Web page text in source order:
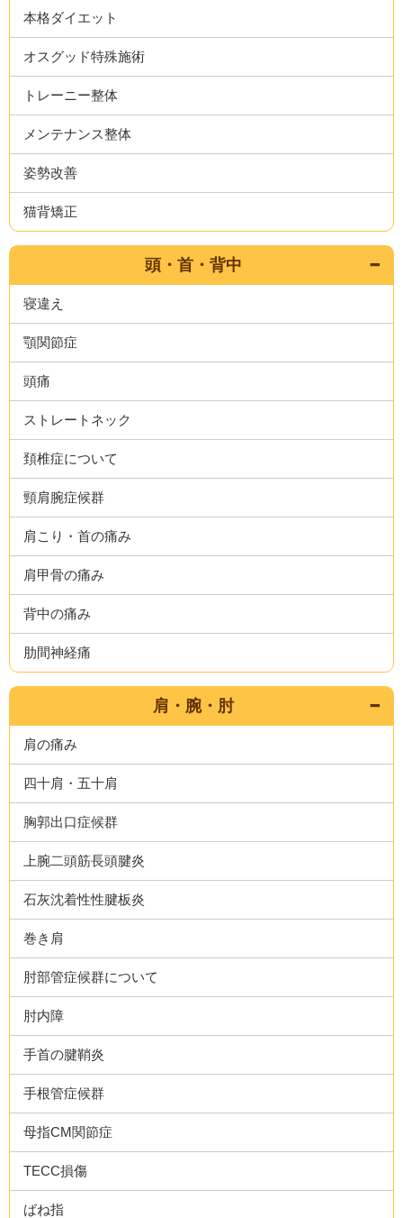
本格ダイエット
オスグッド特殊施術
トレーニー整体
メンテナンス整体
姿勢改善
猫背矯正
頭・首・背中
寝違え
顎関節症
頭痛
ストレートネック
頚椎症について
頸肩腕症候群
肩こり・首の痛み
肩甲骨の痛み
背中の痛み
肋間神経痛
肩・腕・肘
肩の痛み
四十肩・五十肩
胸郭出口症候群
上腕二頭筋長頭腱炎
石灰沈着性性腱板炎
巻き肩
肘部管症候群について
肘内障
手首の腱鞘炎
手根管症候群
母指CM関節症
TECC損傷
ばね指